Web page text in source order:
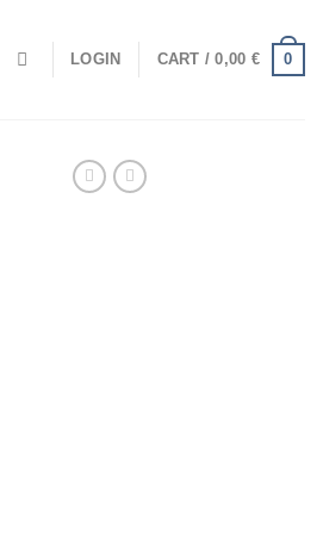
LOGIN CART /0,00 € 0